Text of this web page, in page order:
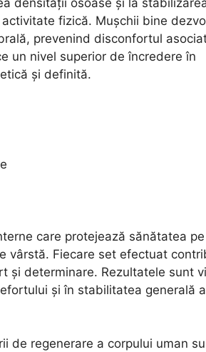
densității osoase și la
fizică. Mușchii bine
prevenind disconfortul
un nivel superior de încredere în
și definită.
care protejează sănătatea pe
vârstă. Fiecare set efectuat
și determinare. Rezultatele sunt
și în stabilitatea generală a
de regenerare a corpului uman